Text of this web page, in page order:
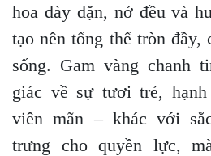
hoa dày dặn, nở đều và
tạo nên tổng thể tròn đầy,
sống. Gam vàng chanh
giác về sự tươi trẻ,
viên mãn – khác với
trưng cho quyền lực,